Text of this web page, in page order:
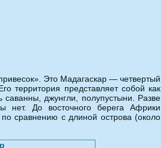
Это Мадагаскар — четвертый
территория представляет собой как
джунгли, полупустыни. Разве
нет. До восточного берега Африки
сравнению с длиной острова (около